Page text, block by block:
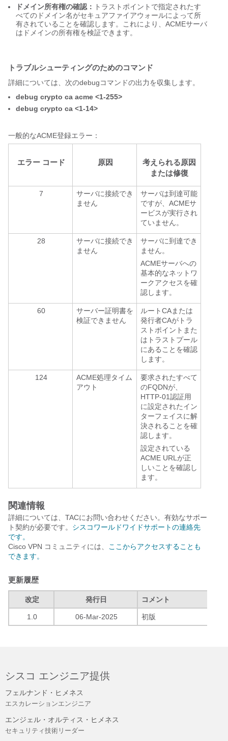
ドメイン所有権の確認：
トラストポイントで指定されたす
べてのドメイン名がセキュアファイアウォールによって所
有されていることを確認します。これにより、ACMEサーバ
はドメインの所有権を検証できます。
トラブルシューティングのためのコマンド
詳細については、次のdebugコマンドの出力を収集します。
debug crypto ca acme <1-255>
debug crypto ca <1-14>
一般的なACME登録エラー：
エラー コード 原因
考えられる原因
または修復
7
サーバに接続でき
ません
サーバは到達可能
ですが、ACMEサ
ービスが実行され
ていません。
28
サーバに接続でき
ません
サーバに到達でき
ません。
ACMEサーバへの
基本的なネットワ
ークアクセスを確
認します。
60
サーバー証明書を
検証できません
ルートCAまたは
発行者CAがトラ
ストポイントまた
はトラストプール
にあることを確認
します。
124
ACME処理タイム
アウト
要求されたすべて
のFQDNが、
HTTP-01認証用
に設定されたイン
ターフェイスに解
決されることを確
認します。
設定されている
ACME URLが正
しいことを確認し
ます。
関連情報
詳細については、TACにお問い合わせください。有効なサポー
ト契約が必要です。 シスコワールドワイドサポートの連絡先
です。
Cisco VPN コミュニティには、 ここからアクセスすることも
できます。
更新履歴
改定 発行日 コメント
1.0 06-Mar-2025 初版
シスコ エンジニア提供
フェルナンド・ヒメネス
エスカレーションエンジニア
エンジェル・オルティス・ヒメネス
セキュリティ技術リーダー